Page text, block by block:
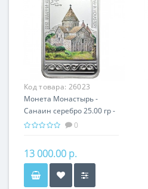
Код товара: 26023
Монета Монастырь -
Санаин серебро 25.00 гр -
православный подарок
0
13 000.00 р.